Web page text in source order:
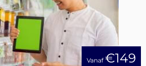
Vanaf€149